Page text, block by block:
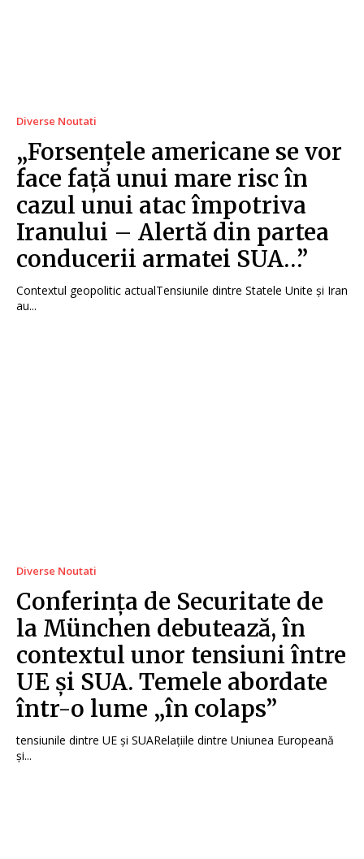
Diverse Noutati
„Forsențele americane se vor
face față unui mare risc în
cazul unui atac împotriva
Iranului – Alertă din partea
conducerii armatei SUA…”
Contextul geopolitic actualTensiunile dintre Statele Unite și Iran
au...
Diverse Noutati
Conferința de Securitate de
la München debutează, în
contextul unor tensiuni între
UE și SUA. Temele abordate
într-o lume „în colaps”
tensiunile dintre UE și SUARelațiile dintre Uniunea Europeană
și...